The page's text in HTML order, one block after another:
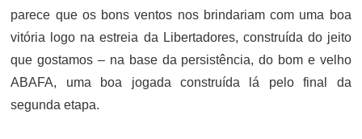
parece que os bons ventos nos brindariam com uma boa
vitória logo na estreia da Libertadores, construída do jeito
que gostamos – na base da persistência, do bom e velho
ABAFA, uma boa jogada construída lá pelo final da
segunda etapa.